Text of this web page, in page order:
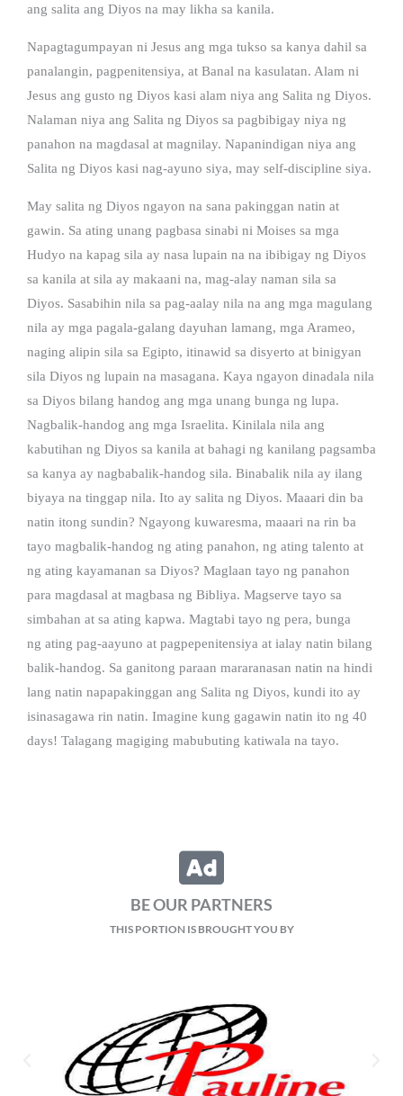
ang salita ang Diyos na may likha sa kanila.
Napagtagumpayan ni Jesus ang mga tukso sa kanya dahil sa
panalangin, pagpenitensiya, at Banal na kasulatan. Alam ni
Jesus ang gusto ng Diyos kasi alam niya ang Salita ng Diyos.
Nalaman niya ang Salita ng Diyos sa pagbibigay niya ng
panahon na magdasal at magnilay. Napanindigan niya ang
Salita ng Diyos kasi nag-ayuno siya, may self-discipline siya.
May salita ng Diyos ngayon na sana pakinggan natin at
gawin. Sa ating unang pagbasa sinabi ni Moises sa mga
Hudyo na kapag sila ay nasa lupain na na ibibigay ng Diyos
sa kanila at sila ay makaani na, mag-alay naman sila sa
Diyos. Sasabihin nila sa pag-aalay nila na ang mga magulang
nila ay mga pagala-galang dayuhan lamang, mga Arameo,
naging alipin sila sa Egipto, itinawid sa disyerto at binigyan
sila Diyos ng lupain na masagana. Kaya ngayon dinadala nila
sa Diyos bilang handog ang mga unang bunga ng lupa.
Nagbalik-handog ang mga Israelita. Kinilala nila ang
kabutihan ng Diyos sa kanila at bahagi ng kanilang pagsamba
sa kanya ay nagbabalik-handog sila. Binabalik nila ay ilang
biyaya na tinggap nila. Ito ay salita ng Diyos. Maaari din ba
natin itong sundin? Ngayong kuwaresma, maaari na rin ba
tayo magbalik-handog ng ating panahon, ng ating talento at
ng ating kayamanan sa Diyos? Maglaan tayo ng panahon
para magdasal at magbasa ng Bibliya. Magserve tayo sa
simbahan at sa ating kapwa. Magtabi tayo ng pera, bunga
ng ating pag-aayuno at pagpepenitensiya at ialay natin bilang
balik-handog. Sa ganitong paraan mararanasan natin na hindi
lang natin napapakinggan ang Salita ng Diyos, kundi ito ay
isinasagawa rin natin. Imagine kung gagawin natin ito ng 40
days! Talagang magiging mabubuting katiwala na tayo.
BE OUR PARTNERS
THIS PORTION IS BROUGHT YOU BY